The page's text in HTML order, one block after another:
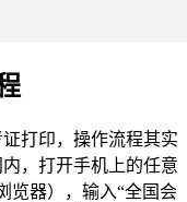
打印，操作流程其实
，打开手机上的任意
览器），输入“全国会